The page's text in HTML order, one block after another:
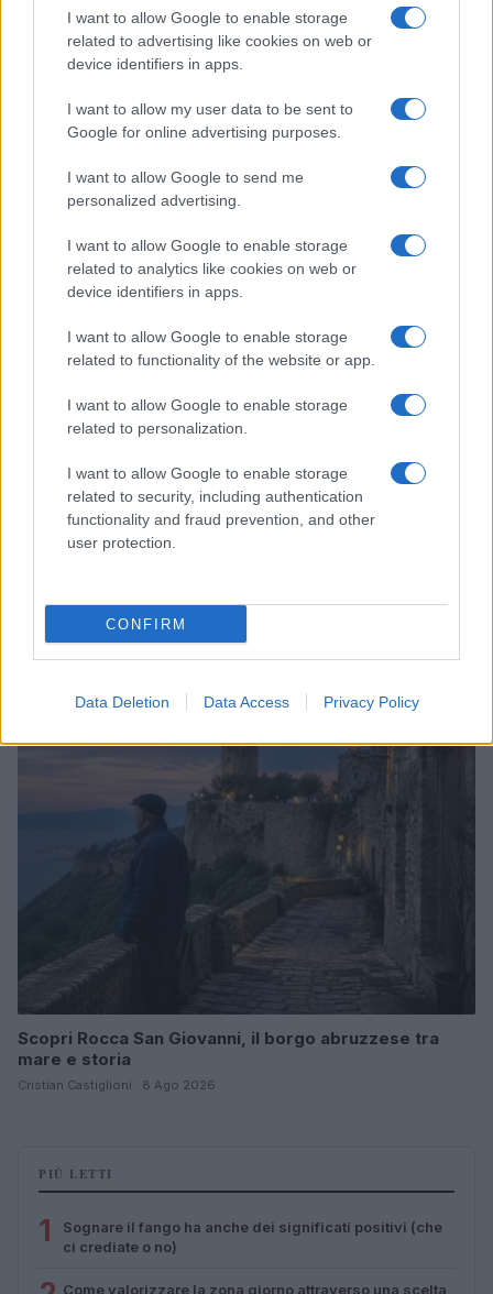
I want to allow Google to enable storage
related to advertising like cookies on web or
device identifiers in apps.
I want to allow my user data to be sent to
Google for online advertising purposes.
I want to allow Google to send me
personalized advertising.
I want to allow Google to enable storage
related to analytics like cookies on web or
device identifiers in apps.
I want to allow Google to enable storage
related to functionality of the website or app.
I want to allow Google to enable storage
related to personalization.
I want to allow Google to enable storage
related to security, including authentication
functionality and fraud prevention, and other
user protection.
CONFIRM
Data Deletion Data Access Privacy Policy
Sri Lanka: itinerari tra spiritualità, architettura e
spiagge paradisiache
Matteo Pellegrino · 8 Ago 2026
LIFESTYLE
Copenhagen Fashion Week SS27: le novità che stanno
rivoluzionando la moda
Scopri Rocca San Giovanni, il borgo abruzzese tra
mare e storia
Cristian Castiglioni · 8 Ago 2026
PIÙ LETTI
1
Sognare il fango ha anche dei significati positivi (che
ci crediate o no)
Come valorizzare la zona giorno attraverso una scelta